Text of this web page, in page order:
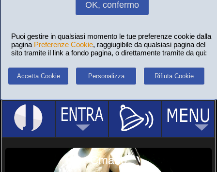
OK, confermo
Puoi gestire in qualsiasi momento le tue preferenze cookie dalla
pagina Preferenze Cookie, raggiugibile da qualsiasi pagina del
sito tramite il link a fondo pagina, o direttamente tramite da qui:
Accetta Cookie Personalizza Rifiuta Cookie
Cmario